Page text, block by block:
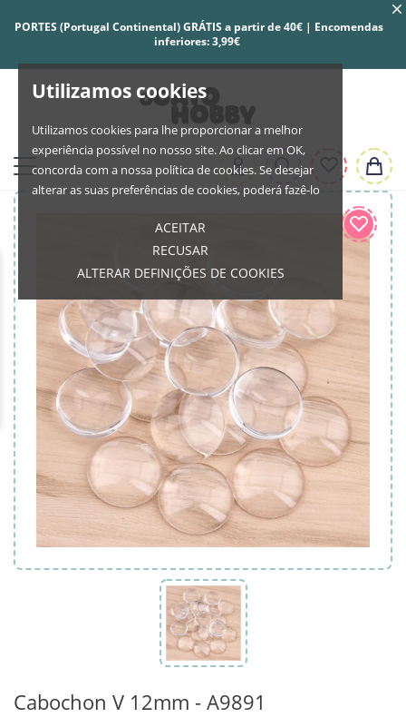
Utilizamos cookies
Utilizamos cookies para lhe proporcionar a melhor
experiência possível no nosso site. Ao clicar em OK,
concorda com a nossa política de cookies. Se desejar
alterar as suas preferências de cookies, poderá fazê-lo
ACEITAR
RECUSAR
ALTERAR DEFINIÇÕES DE COOKIES
PORTES (Portugal Continental) GRÁTIS a partir de 40€ | Encomendas
inferiores: 3,99€
Cabochon V 12mm - A9891